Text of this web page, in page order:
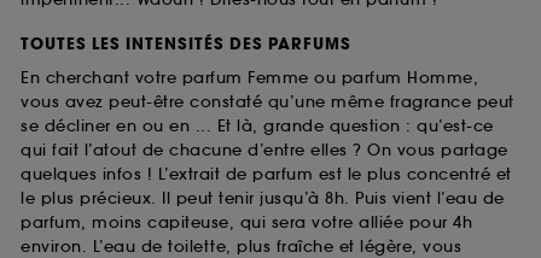
TOUTES LES INTENSITÉS DES PARFUMS
En cherchant votre parfum Femme ou parfum Homme,
vous avez peut-être constaté qu’une même fragrance peut
se décliner en ou en ... Et là, grande question : qu’est-ce
qui fait l’atout de chacune d’entre elles ? On vous partage
quelques infos ! L’extrait de parfum est le plus concentré et
le plus précieux. Il peut tenir jusqu’à 8h. Puis vient l’eau de
parfum, moins capiteuse, qui sera votre alliée pour 4h
environ. L’eau de toilette, plus fraîche et légère, vous